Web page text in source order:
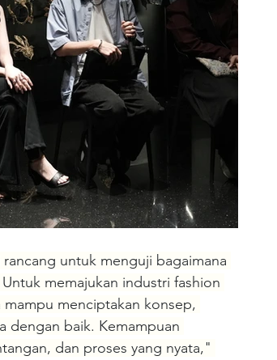
untuk menguji bagaimana
memajukan industri fashion
menciptakan konsep,
dengan baik. Kemampuan
dan proses yang nyata,"